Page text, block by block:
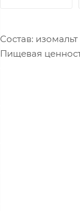
Состав:
Пищевая